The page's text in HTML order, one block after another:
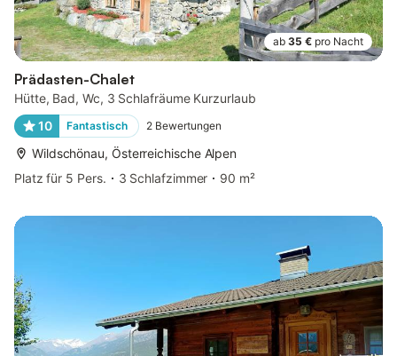
ab 35 € pro Nacht
Prädasten-Chalet
Hütte, Bad, Wc, 3 Schlafräume Kurzurlaub
10
Fantastisch 2 Bewertungen
Wildschönau, Österreichische Alpen
Platz für 5 Pers.
3 Schlafzimmer 90 m²